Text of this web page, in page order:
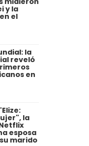
y la
el
la
reveló
en
la
esposa
marido